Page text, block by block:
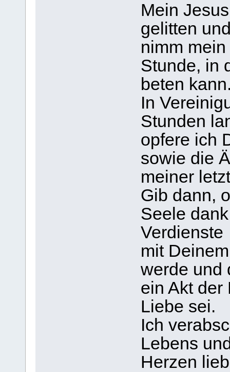
Mein
gelitten
nimm
Stunde, in
beten
In
Stunden
opfere ich
sowie die
meiner
Gib dann,
Seele
Verdienste
mit
werde und
ein Akt der
Liebe sei.
Ich
Lebens
Herzen